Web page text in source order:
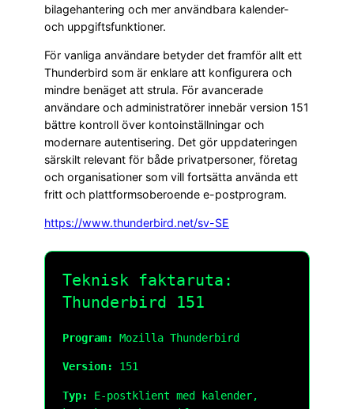
bilagehantering och mer användbara kalender-
och uppgiftsfunktioner.
För vanliga användare betyder det framför allt ett
Thunderbird som är enklare att konfigurera och
mindre benäget att strula. För avancerade
användare och administratörer innebär version 151
bättre kontroll över kontoinställningar och
modernare autentisering. Det gör uppdateringen
särskilt relevant för både privatpersoner, företag
och organisationer som vill fortsätta använda ett
fritt och plattformsoberoende e-postprogram.
https://www.thunderbird.net/sv-SE
Teknisk faktaruta:
Thunderbird 151
Program: Mozilla Thunderbird
Version: 151
Typ:
E-postklient med kalender,